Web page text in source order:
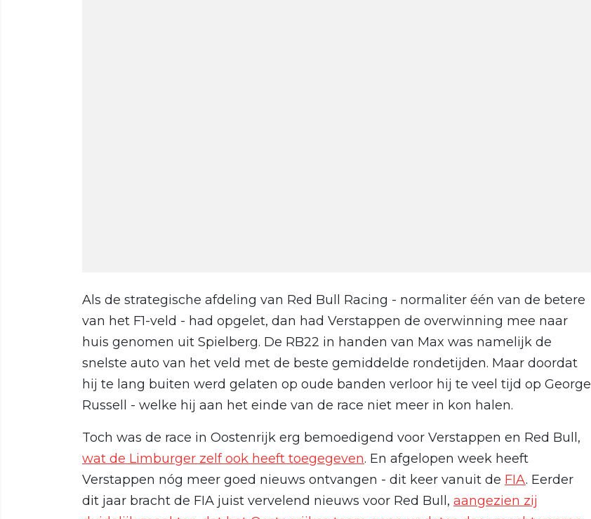
Als de strategische afdeling van Red Bull Racing - normaliter één van de betere
van het F1-veld - had opgelet, dan had Verstappen de overwinning mee naar
huis genomen uit Spielberg. De RB22 in handen van Max was namelijk de
snelste auto van het veld met de beste gemiddelde rondetijden. Maar doordat
hij te lang buiten werd gelaten op oude banden verloor hij te veel tijd op George
Russell - welke hij aan het einde van de race niet meer in kon halen.
Toch was de race in Oostenrijk erg bemoedigend voor Verstappen en Red Bull,
wat de Limburger zelf ook heeft toegegeven. En afgelopen week heeft
Verstappen nóg meer goed nieuws ontvangen - dit keer vanuit de FIA. Eerder
dit jaar bracht de FIA juist vervelend nieuws voor Red Bull, aangezien zij